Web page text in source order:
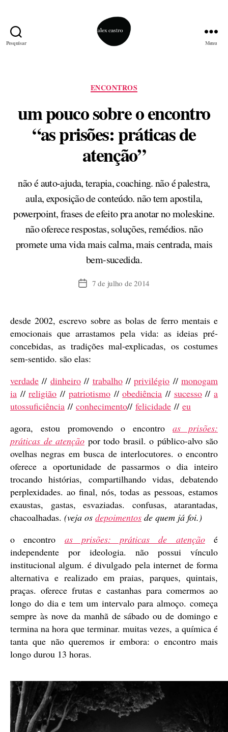
Pesquisar Menu
Categorias
ENCONTROS
um pouco sobre o encontro
“as prisões: práticas de
atenção”
não é auto-ajuda, terapia, coaching. não é palestra,
aula, exposição de conteúdo. não tem apostila,
powerpoint, frases de efeito pra anotar no moleskine.
não oferece respostas, soluções, remédios. não
promete uma vida mais calma, mais centrada, mais
bem-sucedida.
Data7 de julho de 2014
desde 2002, escrevo sobre as bolas de ferro mentais e
emocionais que arrastamos pela vida: as ideias pré-
concebidas, as tradições mal-explicadas, os costumes
sem-sentido. são elas:
verdade // dinheiro// trabalho//privilégio // monogam
ia //religião // patriotismo//obediência // sucesso//a
utossuficiência // conhecimento// felicidade // eu
agora, estou promovendo o encontro as prisões:
práticas de atenção por todo brasil. o público-alvo são
ovelhas negras em busca de interlocutores. o encontro
oferece a oportunidade de passarmos o dia inteiro
trocando histórias, compartilhando vidas, debatendo
perplexidades. ao final, nós, todas as pessoas, estamos
exaustas, gastas, esvaziadas. confusas, atarantadas,
chacoalhadas. (veja os depoimentos de quem já foi.)
o encontro as prisões: práticas de atençãoé
independente por ideologia. não possui vínculo
institucional algum. é divulgado pela internet de forma
alternativa e realizado em praias, parques, quintais,
praças. oferece frutas e castanhas para comermos ao
longo do dia e tem um intervalo para almoço. começa
sempre às nove da manhã de sábado ou de domingo e
termina na hora que terminar. muitas vezes, a química é
tanta que não queremos ir embora: o encontro mais
longo durou 13 horas.